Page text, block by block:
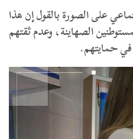
على الصورة بالقول إن هذا
الصهاينة، وعدم ثقتهم
في حمايتهم.